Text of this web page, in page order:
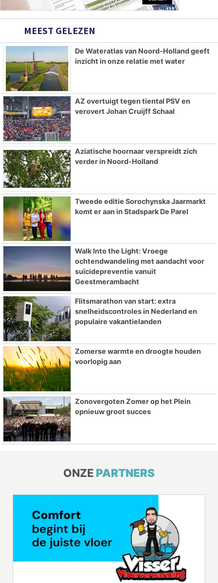
MEEST GELEZEN
De Wateratlas van Noord-Holland geeft
inzicht in onze relatie met water
AZ overtuigt tegen tiental PSV en
verovert Johan Cruijff Schaal
Aziatische hoornaar verspreidt zich
verder in Noord-Holland
Tweede editie Sorochynska Jaarmarkt
komt er aan in Stadspark De Parel
Walk Into the Light: Vroege
ochtendwandeling met aandacht voor
suïcidepreventie vanuit
Geestmerambacht
Flitsmarathon van start: extra
snelheidscontroles in Nederland en
populaire vakantielanden
Zomerse warmte en droogte houden
voorlopig aan
Zonovergoten Zomer op het Plein
opnieuw groot succes
ONZE PARTNERS